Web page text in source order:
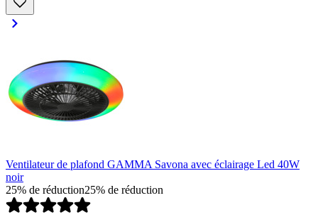
Ventilateur de plafond GAMMA Savona avec éclairage Led 40W
noir
25% de réduction25% de réduction